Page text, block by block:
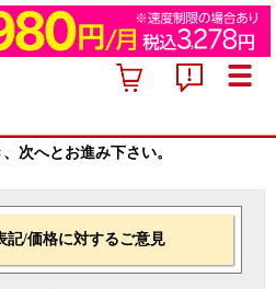
次へとお進み下さい。
記/価格に対するご意見